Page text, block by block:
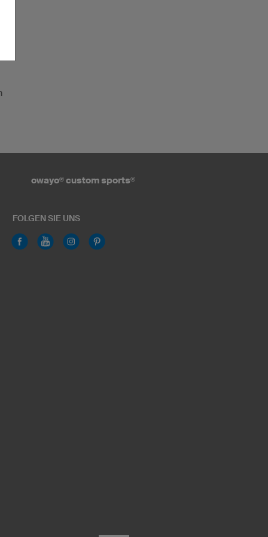
owayo® custom sports®
FOLGEN SIE UNS